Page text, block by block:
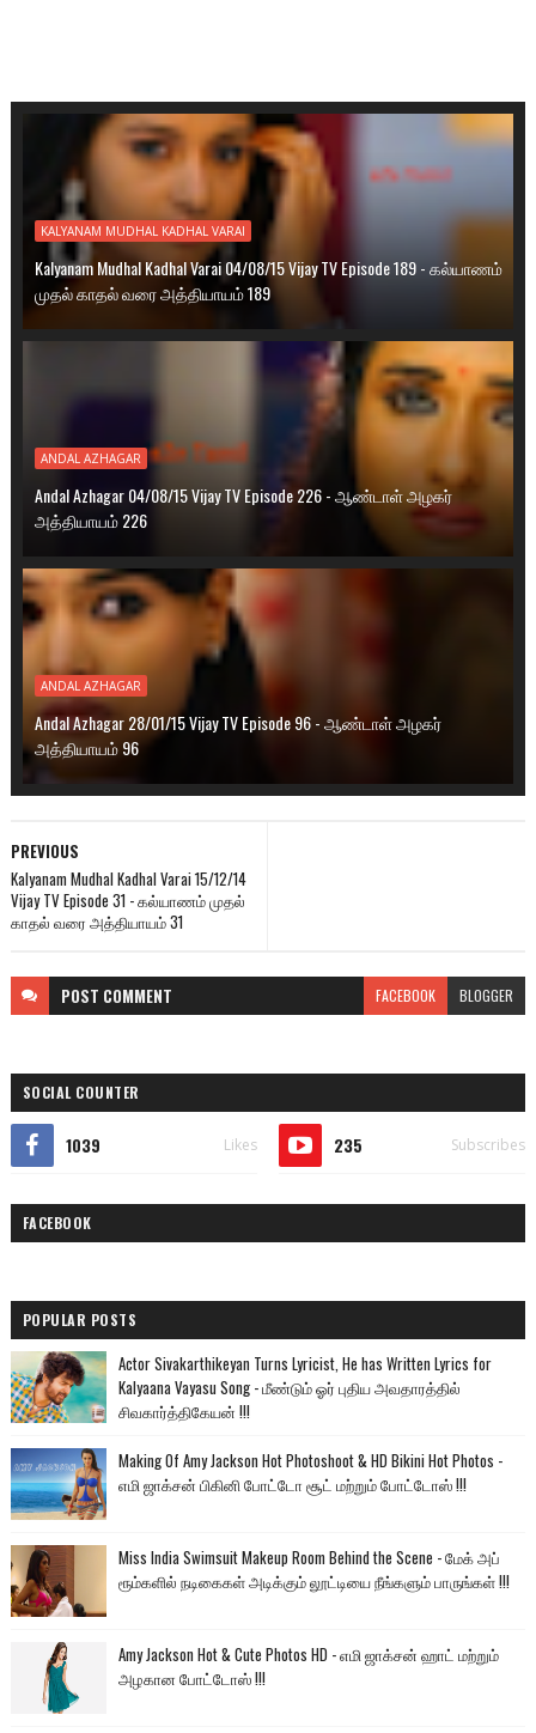
KALYANAM MUDHAL KADHAL VARAI
Kalyanam Mudhal Kadhal Varai 04/08/15 Vijay TV Episode 189 - கல்யாணம்
முதல் காதல் வரை அத்தியாயம் 189
ANDAL AZHAGAR
Andal Azhagar 04/08/15 Vijay TV Episode 226 - ஆண்டாள் அழகர்
அத்தியாயம் 226
ANDAL AZHAGAR
Andal Azhagar 28/01/15 Vijay TV Episode 96 - ஆண்டாள் அழகர்
அத்தியாயம் 96
PREVIOUS
Kalyanam Mudhal Kadhal Varai 15/12/14
Vijay TV Episode 31 - கல்யாணம் முதல்
காதல் வரை அத்தியாயம் 31
POST COMMENT FACEBOOK BLOGGER
SOCIAL COUNTER
1039 Likes 235 Subscribes
FACEBOOK
POPULAR POSTS
Actor Sivakarthikeyan Turns Lyricist, He has Written Lyrics for
Kalyaana Vayasu Song - மீண்டும் ஓர் புதிய அவதாரத்தில்
சிவகார்த்திகேயன் !!!
Making Of Amy Jackson Hot Photoshoot & HD Bikini Hot Photos -
எமி ஜாக்சன் பிகினி போட்டோ சூட் மற்றும் போட்டோஸ் !!!
Miss India Swimsuit Makeup Room Behind the Scene - மேக் அப்
ரூம்களில் நடிகைகள் அடிக்கும் லூட்டியை நீங்களும் பாருங்கள் !!!
Amy Jackson Hot & Cute Photos HD - எமி ஜாக்சன் ஹாட் மற்றும்
அழகான போட்டோஸ் !!!